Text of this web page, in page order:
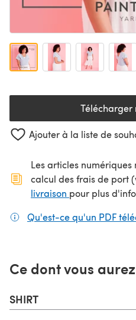
Ajouter à la liste de
Les articles
calcul des frais de port
livraison (s'ouvre dans
pour plus
Qu'est-ce qu'un PDF
Ce dont vous
SHIRT